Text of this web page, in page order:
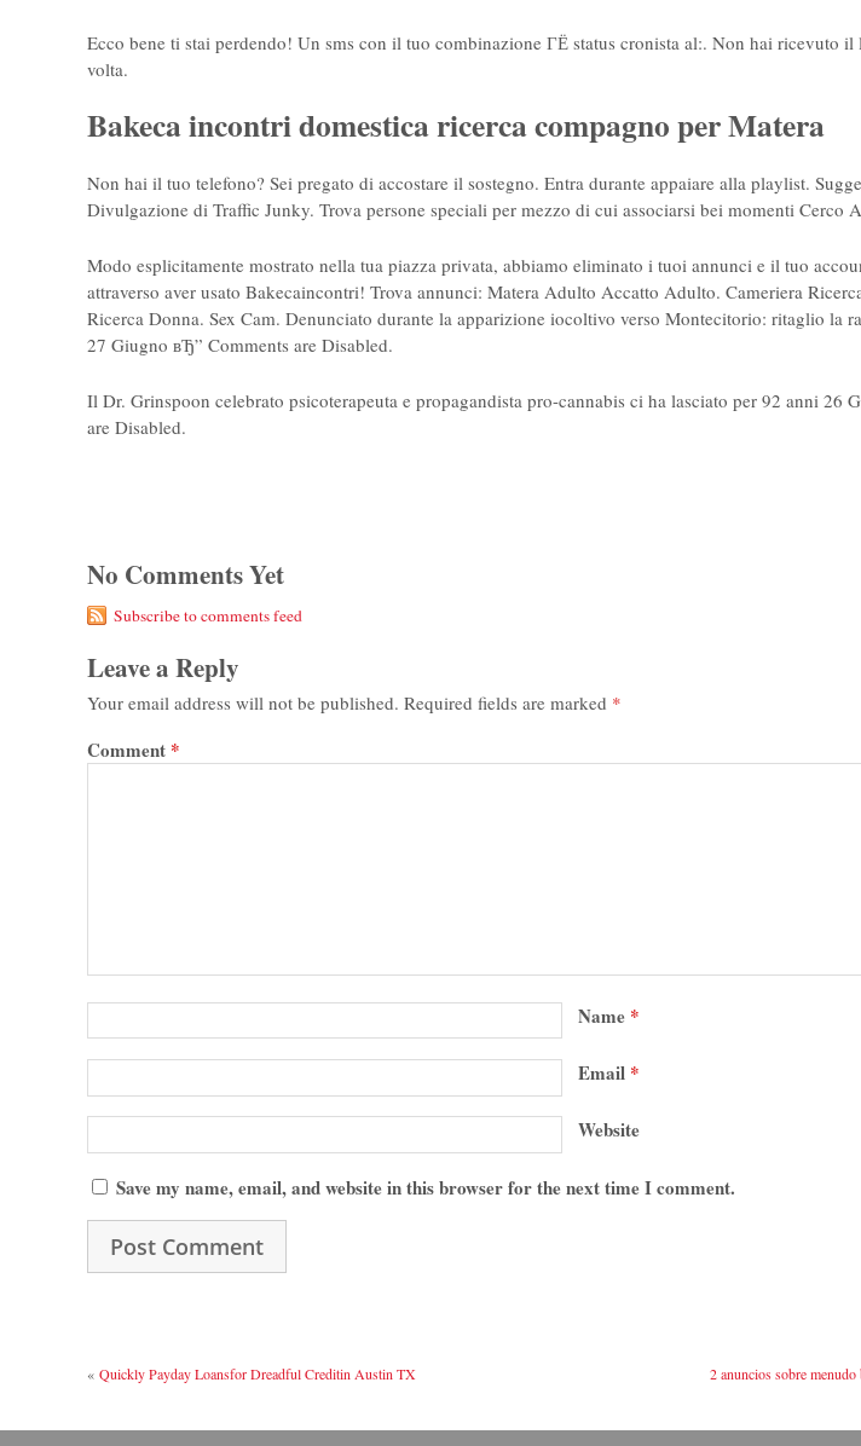
Ecco bene ti stai perdendo! Un sms con il tuo combinazione ГЁ status cronista al:. Non hai ricevuto il
volta.
Bakeca incontri domestica ricerca compagno per Matera
Non hai il tuo telefono? Sei pregato di accostare il sostegno. Entra durante appaiare alla playlist.
Divulgazione di Traffic Junky. Trova persone speciali per mezzo di cui associarsi bei momenti Cerco
Modo esplicitamente mostrato nella tua piazza privata, abbiamo eliminato i tuoi annunci e il tuo
attraverso aver usato Bakecaincontri! Trova annunci: Matera Adulto Accatto Adulto. Cameriera
Ricerca Donna. Sex Cam. Denunciato durante la apparizione iocoltivo verso Montecitorio: ritaglio la
27 Giugno вЂ” Comments are Disabled.
Il Dr. Grinspoon celebrato psicoterapeuta e propagandista pro-cannabis ci ha lasciato per 92 anni 26
are Disabled.
No Comments Yet
Subscribe to comments feed
Leave a Reply
Your email address will not be published. Required fields are marked *
Comment *
Name *
Email *
Website
Save my name, email, and website in this browser for the next time I comment.
« Quickly Payday Loansfor Dreadful Creditin Austin TX 2 anuncios sobre